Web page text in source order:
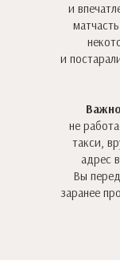
и
и
не
такси,
адрес
Вы
заранее